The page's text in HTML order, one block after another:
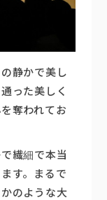
静かで美し
った美しく
奪われてお
繊細で本当
す。まるで
のような大